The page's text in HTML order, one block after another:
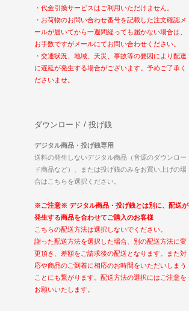
・代金引換サービスはご利用いただけません。
・お荷物のお問い合わせ番号を記載した注文確認メ
ールが届いてから一週間経っても届かない場合は、
お手数ですがメールにてお問い合わせください。
・交通状況、地域、天災、事故等の要因により配達
に遅延が発生する場合がございます。予めご了承く
ださいませ。
ダウンロード / 投げ銭
デジタル商品・投げ銭専用
送料の発生しないデジタル商品（音源のダウンロー
ド商品など）、または投げ銭のみをお買い上げの場
合はこちらを選択ください。
※ご注意※ デジタル商品・投げ銭とは別に、配送が
発生する商品を合わせてご購入のお客様
こちらの配送方法は選択しないでください。
謝った配送方法を選択した場合、別の配送方法に変
更頂き、差額をご請求後の配送となります。また対
応や商品のご到着に相応のお時間をいただいしまう
ことにも繋がります。配送方法の選択にはご注意を
お願いいたします。